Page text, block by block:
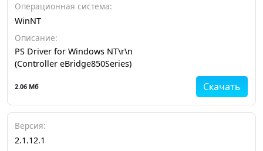
Операционная система:
WinNT
Описание:
PS Driver for Windows NT\r\n
(Controller eBridge850Series)
Скачать
2.06 Мб
Версия:
2.1.12.1